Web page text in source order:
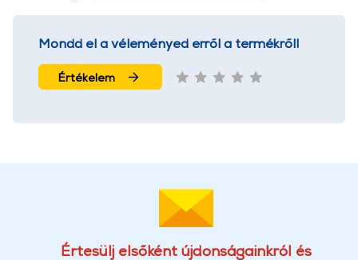
Mondd el a véleményed erről a termékről!
Értékelem
Értesülj elsőként újdonságainkról és